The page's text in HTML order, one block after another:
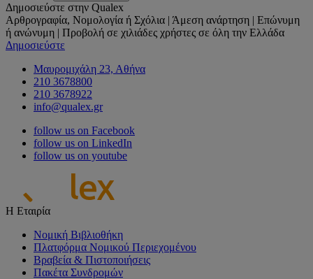
Δημοσιεύστε στην Qualex
Αρθρογραφία, Νομολογία ή Σχόλια | Άμεση ανάρτηση | Επώνυμη
ή ανώνυμη | Προβολή σε χιλιάδες χρήστες σε όλη την Ελλάδα
Δημοσιεύστε
Μαυρομιχάλη 23, Αθήνα
210 3678800
210 3678922
info@qualex.gr
follow us on Facebook
follow us on LinkedIn
follow us on youtube
Η Εταιρία
Νομική Βιβλιοθήκη
Πλατφόρμα Νομικού Περιεχομένου
Βραβεία & Πιστοποιήσεις
Πακέτα Συνδρομών